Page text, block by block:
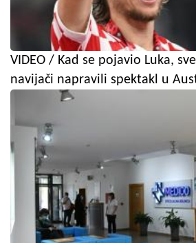
VIDEO / Kad se pojavio Luka,
navijači napravili spektakl u